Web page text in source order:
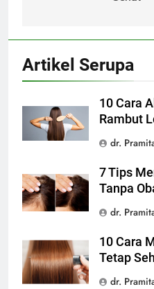
Artikel Serupa
10 Cara
Rambut
dr.
7 Tips
Tanpa
dr.
10 Cara
Tetap
dr.